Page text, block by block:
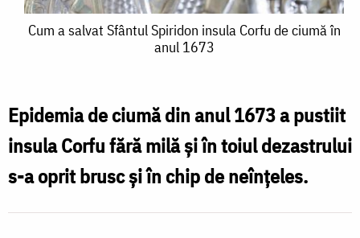
Cum
Sfântul
Spiridon
insula
Cum a salvat Sfântul Spiridon insula Corfu de ciumă în
anul 1673
Epidemia de ciumă din anul 1673 a pustiit
insula Corfu fără milă și în toiul dezastrului
s-a oprit brusc și în chip de neînțeles.